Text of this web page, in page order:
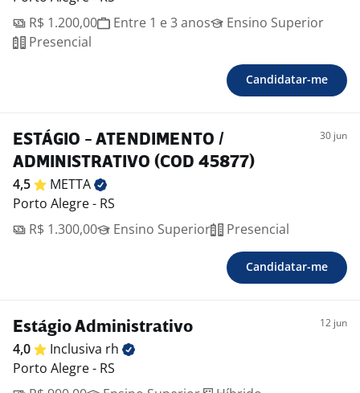
R$ 1.200,00
Entre 1 e 3 anos
Ensino Superior
Presencial
Candidatar-me
ESTÁGIO - ATENDIMENTO /
ADMINISTRATIVO (COD 45877)
30 jun
4,5
METTA
Porto Alegre - RS
R$ 1.300,00
Ensino Superior Presencial
Candidatar-me
Estágio Administrativo 12 jun
4,0 Inclusiva rh
Porto Alegre - RS